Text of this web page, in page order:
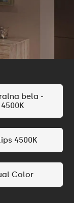
bela -
4500K
4500K
Color